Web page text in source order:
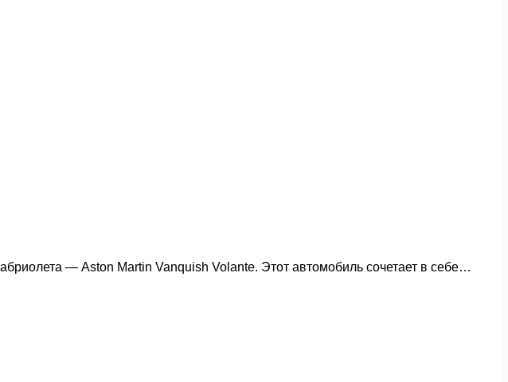
— Aston Martin Vanquish Volante. Этот автомобиль сочетает в себе…